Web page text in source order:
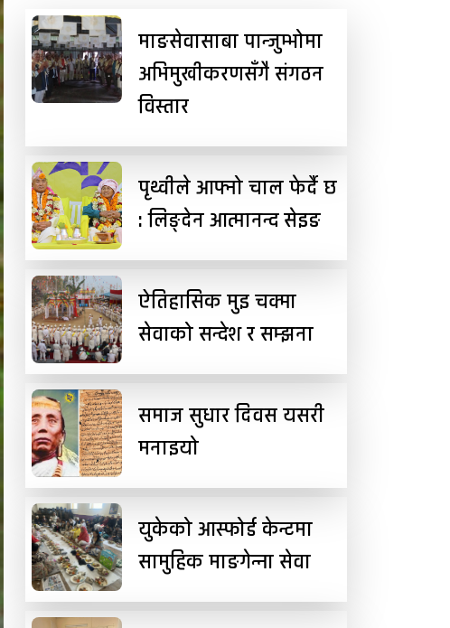
माङसेवासाबा पान्जुम्भोमा
अभिमुखीकरणसँगै संगठन
विस्तार
पृथ्वीले आफ्नो चाल फेर्दै छ
: लिङ्देन आत्मानन्द सेइङ
ऐतिहासिक मुइ चक्मा
सेवाको सन्देश र सम्झना
समाज सुधार दिवस यसरी
मनाइयो
युकेको आस्फोर्ड केन्टमा
सामुहिक माङगेन्ना सेवा